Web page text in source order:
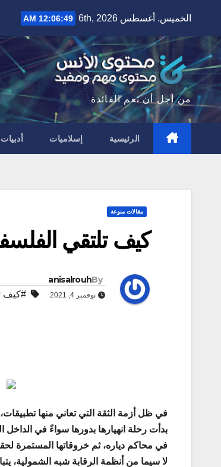
content
الخميس. أغسطس 6th, 2026 12:06:50 AM
من أجل أن تعم الفائدة
الرئيسية إسلاميات أدبيات
مقالات منوعة
كيف تلتقي
By
anisalrouh
نوفمبر 4, 2021 #كيف
في ظل أزمة الثقة التي تعاني منها
بدأت رحلة انهيارها بدورها سواءً في
في محاكم دياره، ثم خروقاتها المستمرة
لا سيما من أنظمة الرقابة شبه الشمولية،